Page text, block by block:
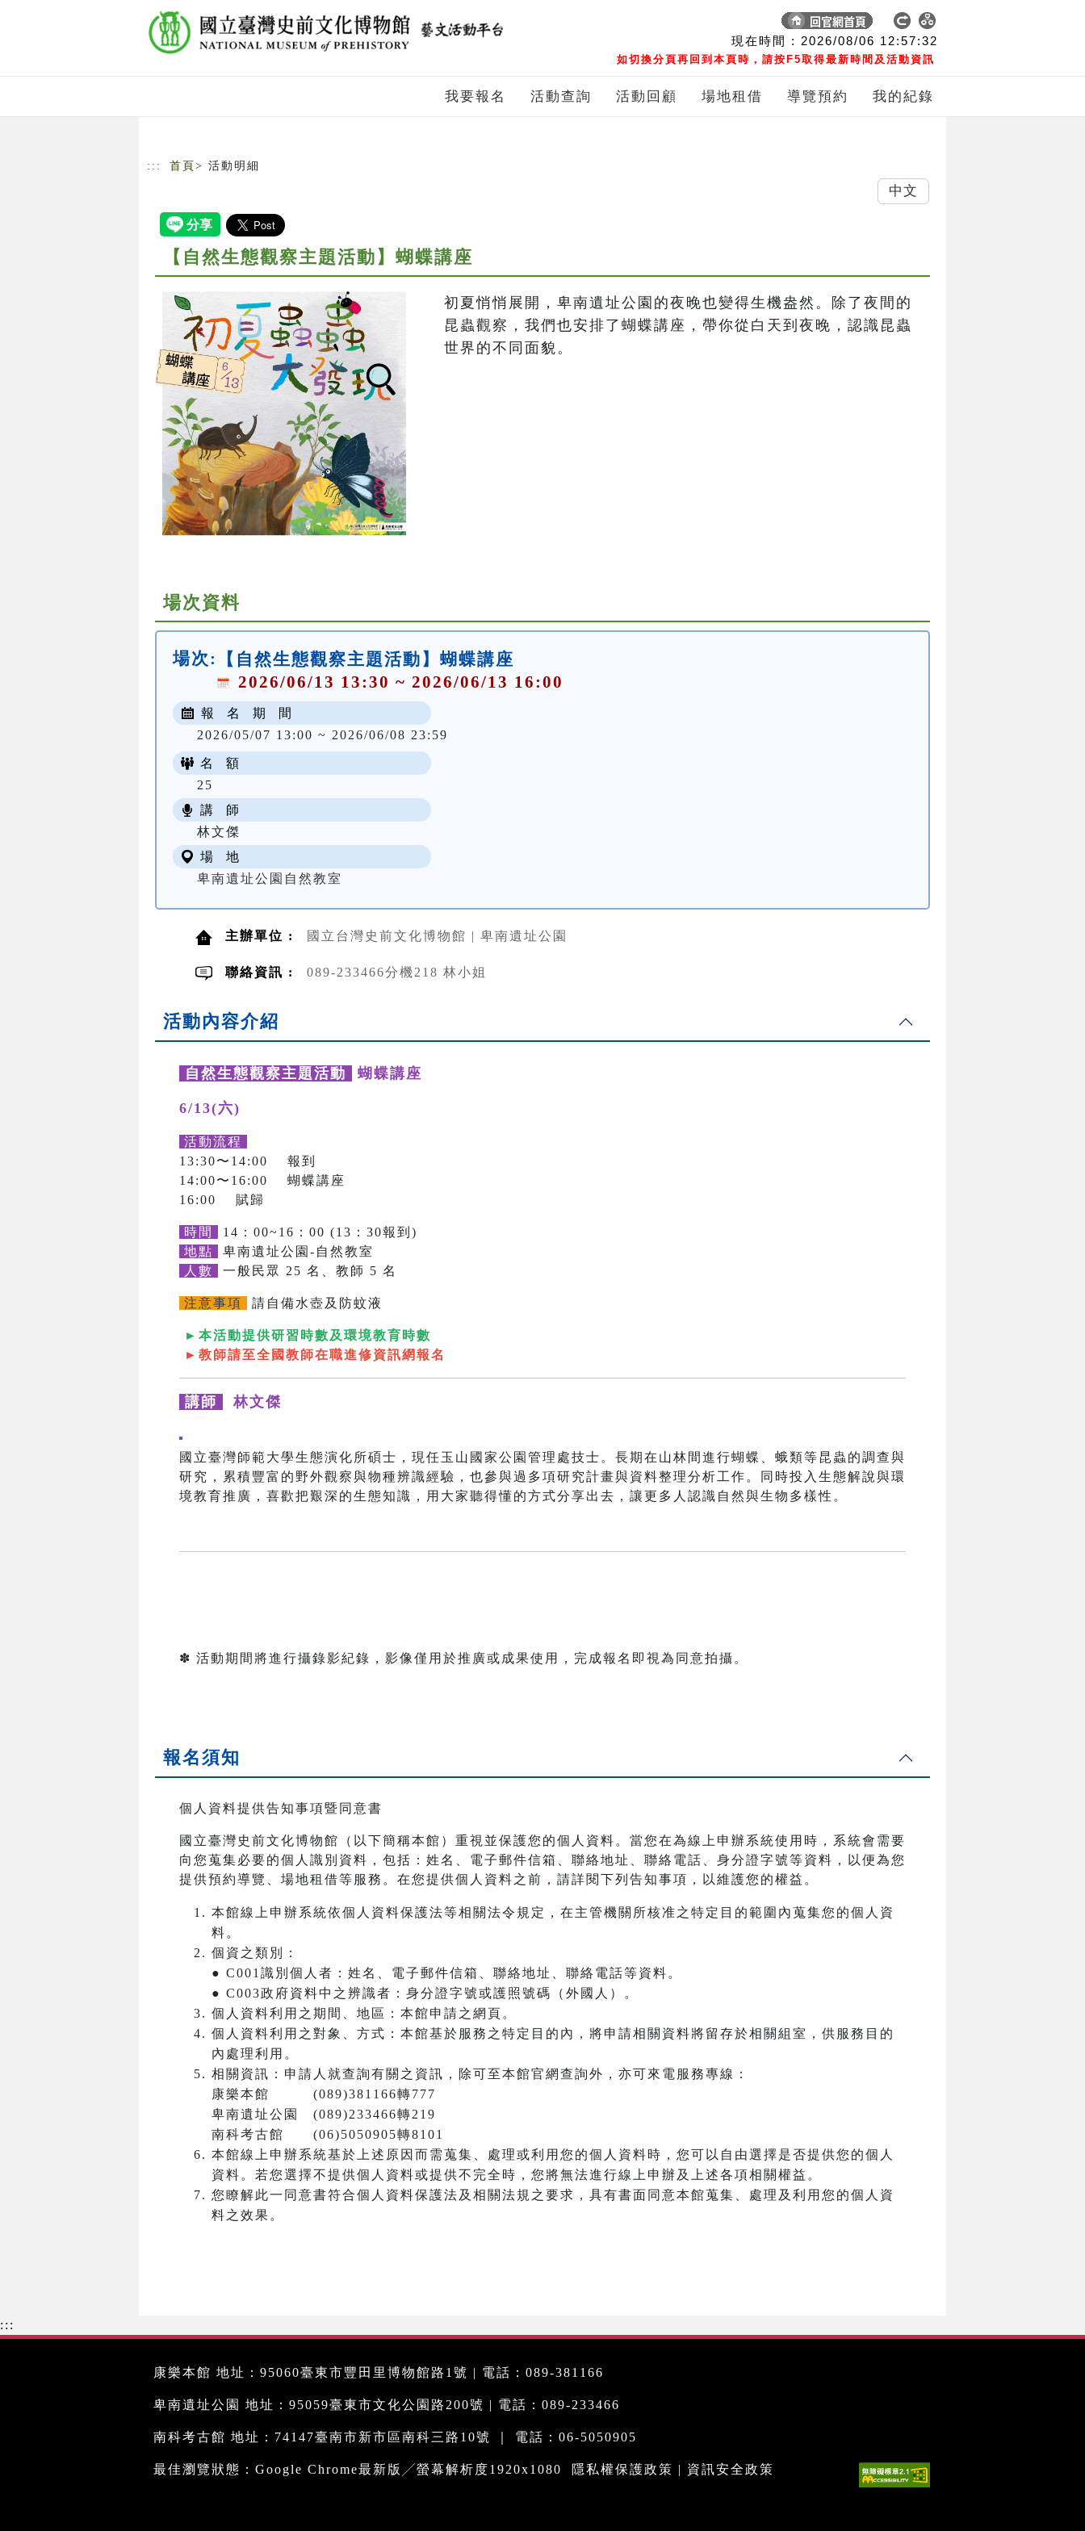
現在時間 : 2026/08/06 12:57:33
如切換分頁再回到本頁時，請按F5取得最新時間及活動資訊
我要報名 活動查詢 活動回顧 場地租借 導覽預約 我的紀錄
::: 首頁 > 活動明細
【自然生態觀察主題活動】蝴蝶講座
初夏悄悄展開，卑南遺址公園的夜晚也變得生機盎然。除了夜間的
昆蟲觀察，我們也安排了蝴蝶講座，帶你從白天到夜晚，認識昆蟲
世界的不同面貌。
場次資料
場次:
【自然生態觀察主題活動】蝴蝶講座
2026/06/13 13:30 ~ 2026/06/13 16:00
報 名 期 間
2026/05/07 13:00 ~ 2026/06/08 23:59
名 額
25
講 師
林文傑
場 地
卑南遺址公園自然教室
主辦單位 : 國立台灣史前文化博物館 | 卑南遺址公園
聯絡資訊 : 089-233466分機218 林小姐
活動內容介紹
自然生態觀察主題活動 蝴蝶講座
6/13(六)
活動流程
13:30〜14:00 報到
14:00〜16:00 蝴蝶講座
16:00 賦歸
時間
14：00~16：00 (13：30報到)
地點
卑南遺址公園-自然教室
人數
一般民眾 25 名、教師 5 名
注意事項 請自備水壺及防蚊液
►本活動提供研習時數及環境教育時數
►教師請至全國教師在職進修資訊網報名
講師 林文傑
國立臺灣師範大學生態演化所碩士，現任玉山國家公園管理處技士。長期在山林間進行蝴蝶、蛾類等昆蟲的調查與
研究，累積豐富的野外觀察與物種辨識經驗，也參與過多項研究計畫與資料整理分析工作。同時投入生態解說與環
境教育推廣，喜歡把艱深的生態知識，用大家聽得懂的方式分享出去，讓更多人認識自然與生物多樣性。
✽ 活動期間將進行攝錄影紀錄，影像僅用於推廣或成果使用，完成報名即視為同意拍攝。
報名須知
個人資料提供告知事項暨同意書
國立臺灣史前文化博物館（以下簡稱本館）重視並保護您的個人資料。當您在為線上申辦系統使用時，系統會需要
向您蒐集必要的個人識別資料，包括：姓名、電子郵件信箱、聯絡地址、聯絡電話、身分證字號等資料，以便為您
提供預約導覽、場地租借等服務。在您提供個人資料之前，請詳閱下列告知事項，以維護您的權益。
本館線上申辦系統依個人資料保護法等相關法令規定，在主管機關所核准之特定目的範圍內蒐集您的個人資
料。
個資之類別：
● C001識別個人者：姓名、電子郵件信箱、聯絡地址、聯絡電話等資料。
● C003政府資料中之辨識者：身分證字號或護照號碼（外國人）。
個人資料利用之期間、地區：本館申請之網頁。
個人資料利用之對象、方式：本館基於服務之特定目的內，將申請相關資料將留存於相關組室，供服務目的
內處理利用。
相關資訊：申請人就查詢有關之資訊，除可至本館官網查詢外，亦可來電服務專線：
康樂本館 (089)381166轉777
卑南遺址公園 (089)233466轉219
南科考古館 (06)5050905轉8101
本館線上申辦系統基於上述原因而需蒐集、處理或利用您的個人資料時，您可以自由選擇是否提供您的個人
資料。若您選擇不提供個人資料或提供不完全時，您將無法進行線上申辦及上述各項相關權益。
您瞭解此一同意書符合個人資料保護法及相關法規之要求，具有書面同意本館蒐集、處理及利用您的個人資
料之效果。
:::
康樂本館 地址：95060臺東市豐田里博物館路1號 | 電話：089-381166
卑南遺址公園 地址：95059臺東市文化公園路200號 | 電話：089-233466
南科考古館 地址：74147臺南市新市區南科三路10號 ｜ 電話：06-5050905
最佳瀏覽狀態：Google Chrome最新版╱螢幕解析度1920x1080 隱私權保護政策 | 資訊安全政策